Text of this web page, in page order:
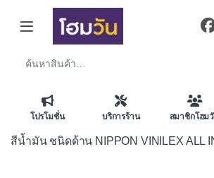
Skip to navigation
Skip to content
โปรโมชั่น บริการร้าน สมาชิกโฮม
สีน้ำมัน ชนิดด้าน NIPPON VINILEX ALL